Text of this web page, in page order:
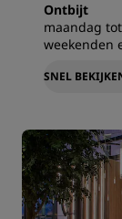
Ontbijt
maandag
weekenden
SNEL